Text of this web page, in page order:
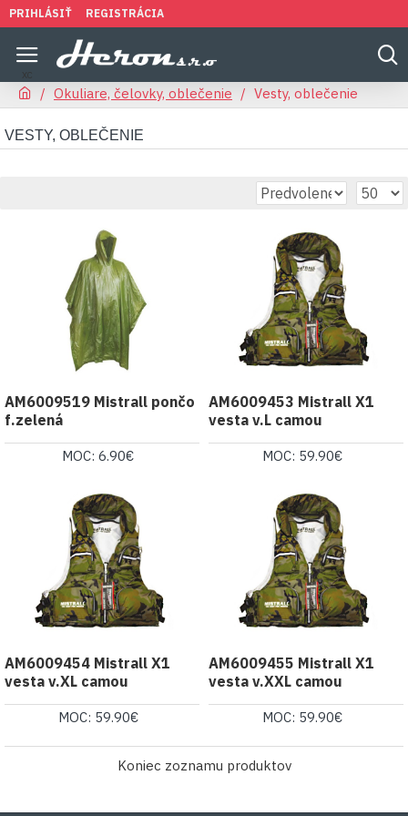
PRIHLÁSIŤ REGISTRÁCIA
Okuliare, čelovky, oblečenie Vesty, oblečenie
VESTY, OBLEČENIE
AM6009519 Mistrall pončo
f.zelená
MOC: 6.90€
AM6009453 Mistrall X1
vesta v.L camou
MOC: 59.90€
AM6009454 Mistrall X1
vesta v.XL camou
MOC: 59.90€
AM6009455 Mistrall X1
vesta v.XXL camou
MOC: 59.90€
Koniec zoznamu produktov